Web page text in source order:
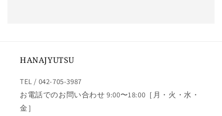
HANAJYUTSU
TEL / 042-705-3987
お電話でのお問い合わせ 9:00〜18:00［月・火・水・
金］